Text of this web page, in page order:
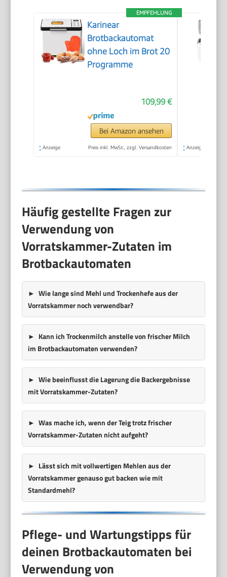
EMPFEHLUNG
Karinear
Brotbackautomat
ohne Loch im Brot 20
Programme
109,99 €
Bei Amazon ansehen
* Anzeige Preis inkl. MwSt., zzgl. Versandkosten * Anzeige
Häufig gestellte Fragen zur
Verwendung von
Vorratskammer-Zutaten im
Brotbackautomaten
Wie lange sind Mehl und Trockenhefe aus der
Vorratskammer noch verwendbar?
Kann ich Trockenmilch anstelle von frischer Milch
im Brotbackautomaten verwenden?
Wie beeinflusst die Lagerung die Backergebnisse
mit Vorratskammer-Zutaten?
Was mache ich, wenn der Teig trotz frischer
Vorratskammer-Zutaten nicht aufgeht?
Lässt sich mit vollwertigen Mehlen aus der
Vorratskammer genauso gut backen wie mit
Standardmehl?
Pflege- und Wartungstipps für
deinen Brotbackautomaten bei
Verwendung von